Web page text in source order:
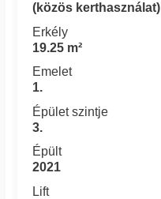
(közös kerthasználat)
Erkély
19.25 m²
Emelet
1.
Épület szintje
3.
Épült
2021
Lift